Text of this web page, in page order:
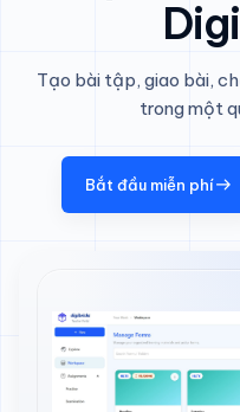
Tạo bài tập, giao bài,
trong một
Bắt đầu miễn phí